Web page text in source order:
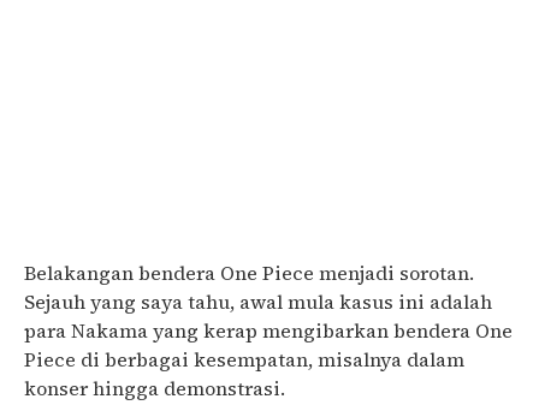
Belakangan bendera One Piece menjadi sorotan.
Sejauh yang saya tahu, awal mula kasus ini adalah
para Nakama yang kerap mengibarkan bendera One
Piece di berbagai kesempatan, misalnya dalam
konser hingga demonstrasi.